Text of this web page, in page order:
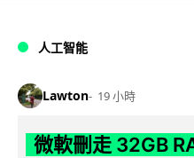
人工智能
Lawton 19 小時
微軟刪走 32GB